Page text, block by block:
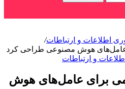
اطلاعات و ارتباطات/
عامل‌های هوش مصنوعی طراحی کرد
و ارتباطات
برای عامل‌های هوش